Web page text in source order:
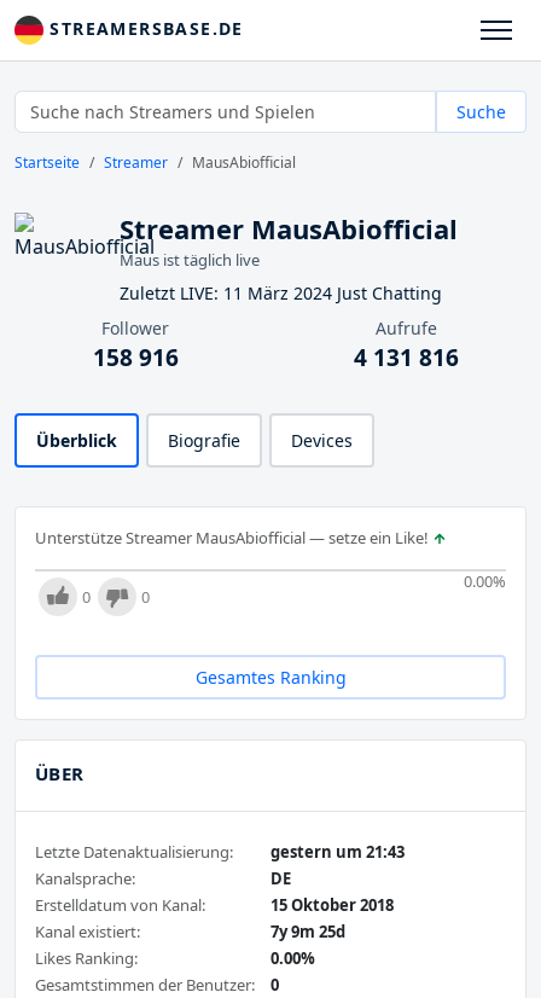
STREAMERSBASE.DE
Suche
Startseite Streamer MausAbiofficial
Streamer MausAbiofficial
Maus ist täglich live
Zuletzt LIVE: 11 März 2024 Just Chatting
Follower
158 916
Aufrufe
4 131 816
Überblick Biografie Devices
Unterstütze Streamer MausAbiofficial — setze ein Like!
0.00%
0 0
Gesamtes Ranking
ÜBER
Letzte Datenaktualisierung:
gestern um 21:43
Kanalsprache:
DE
Erstelldatum von Kanal:
15 Oktober 2018
Kanal existiert:
7y 9m 25d
Likes Ranking:
0.00%
Gesamtstimmen der Benutzer:
0